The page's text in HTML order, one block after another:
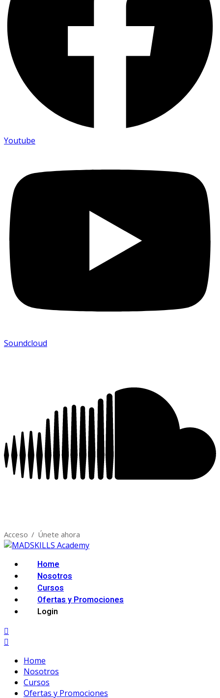
Youtube
Soundcloud
Acceso / Únete ahora
Home
Nosotros
Cursos
Ofertas y Promociones
Login
Home
Nosotros
Cursos
Ofertas y Promociones